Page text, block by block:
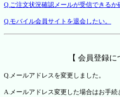
Q.ご注文状況確認メールが受信できるか
Q.モバイル会員サイトを退会したい。
【 会員登録に
Q.メールアドレスを変更しました。
A.メールアドレス変更した場合はお手続